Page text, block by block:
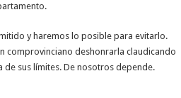
y haremos lo posible para evitarlo.
comprovinciano deshonrarla claudicando
sus límites. De nosotros depende.